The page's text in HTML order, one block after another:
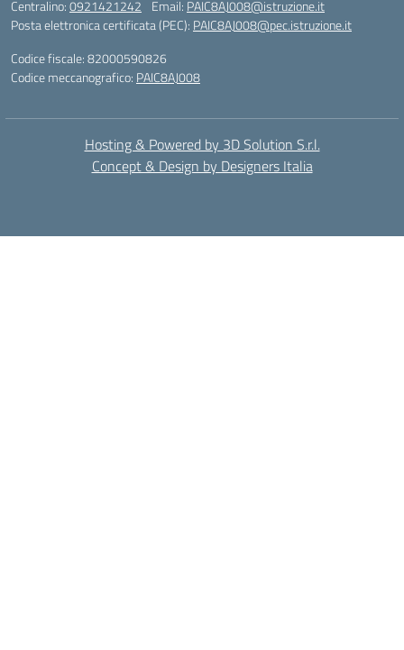
Centralino:0921421242 Email: PAIC8AJ008@istruzione.it
Posta elettronica certificata (PEC): PAIC8AJ008@pec.istruzione.it
Codice fiscale: 82000590826
Codice meccanografico: PAIC8AJ008
Hosting & Powered by 3D Solution S.r.l.
Concept & Design by Designers Italia